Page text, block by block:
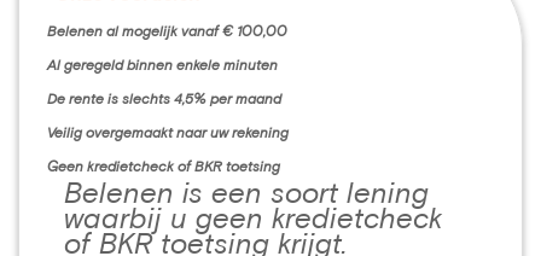
Belenen al mogelijk vanaf € 100,00
Al geregeld binnen enkele minuten
De rente is slechts 4,5% per maand
Veilig overgemaakt naar uw rekening
Geen kredietcheck of BKR toetsing
Belenen is een soort lening
waarbij u geen kredietcheck
of BKR toetsing krijgt.